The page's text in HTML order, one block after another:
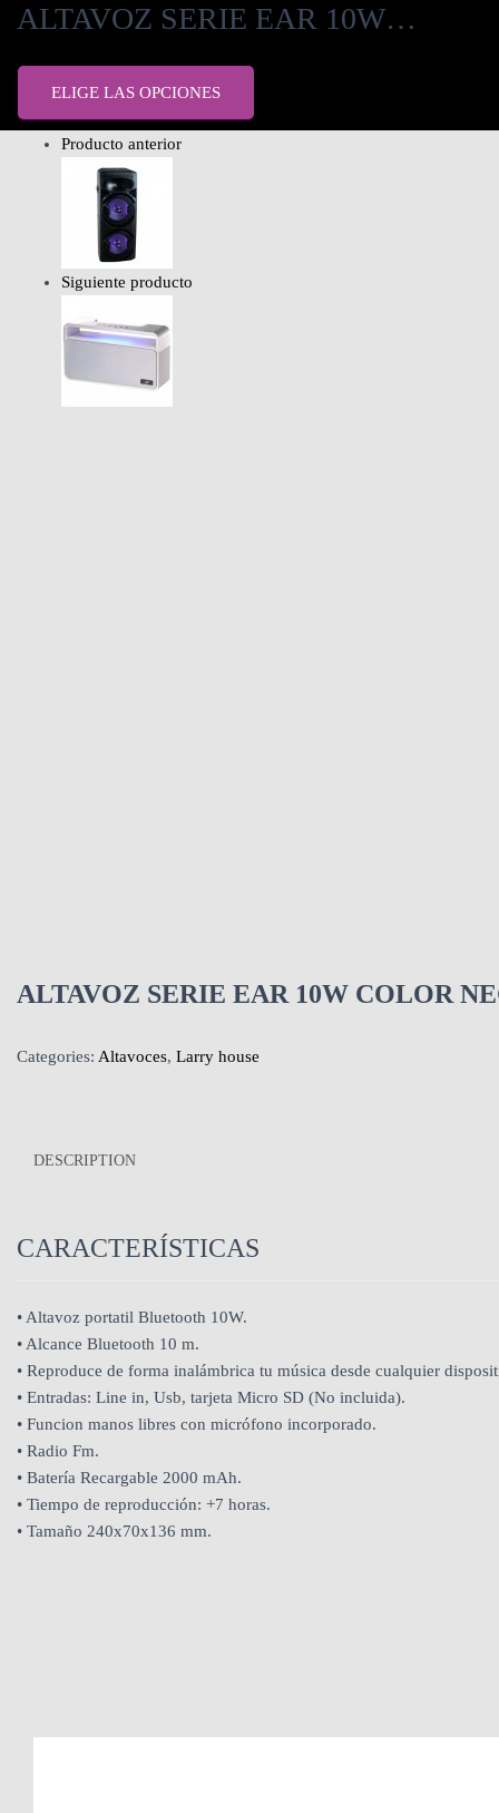
ALTAVOZ SERIE EAR 10W…
ELIGE LAS OPCIONES
Producto anterior
Siguiente producto
ALTAVOZ SERIE EAR 10W COLOR
Categories: Altavoces, Larry house
DESCRIPTION
CARACTERÍSTICAS
• Altavoz portatil Bluetooth 10W.
• Alcance Bluetooth 10 m.
• Reproduce de forma inalámbrica tu música desde cualquier
• Entradas: Line in, Usb, tarjeta Micro SD (No incluida).
• Funcion manos libres con micrófono incorporado.
• Radio Fm.
• Batería Recargable 2000 mAh.
• Tiempo de reproducción: +7 horas.
• Tamaño 240x70x136 mm.